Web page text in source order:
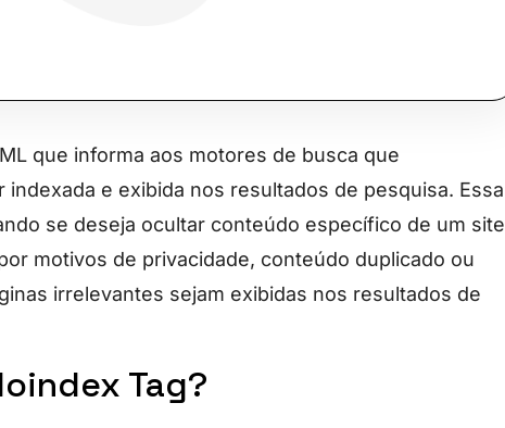
que informa aos motores de busca que
e exibida nos resultados de pesquisa. Essa
se deseja ocultar conteúdo específico de um site
motivos de privacidade, conteúdo duplicado ou
irrelevantes sejam exibidas nos resultados de
Tag?